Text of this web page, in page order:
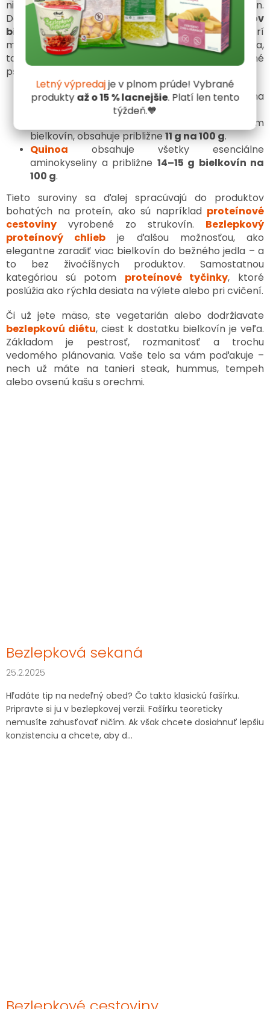
niekedy obavy, či zvládnu prijať dostatok bielkovín.
Dobrou správou je, ževäčšina bohatých zdrojov
bielkovín je prirodzene bezlepková. Medzi ne patrí
mäso, ryby, vajcia, mliečne výrobky,strukoviny
, sója,
tofu, orechy aj semienka. Pre celiatikov sú tiež bežné
pseudoobilniny, ktoré sú bohaté na bielkoviny.
Amarantobsahuje približne 13–15 g bielkovín na
je ďalším vynikajúcim zdrojom
bielkovín, obsahuje približne11 g na 100 g.
Quinoa obsahuje všetky esenciálne
aminokyseliny a približne 14–15 g bielkovín na
100 g.
Tieto suroviny sa ďalej spracúvajú do produktov
bohatých na proteín, ako sú napríklad proteínové
cestoviny vyrobené zo strukovín. Bezlepkový
proteínový chlieb je ďalšou možnosťou, ako
elegantne zaradiť viac bielkovín do bežného jedla – a
to bez živočíšnych produktov. Samostatnou
kategóriou sú potom proteínové tyčinky, ktoré
poslúžia ako rýchla desiata na výlete alebo pri cvičení.
Či už jete mäso, ste vegetarián alebo dodržiavate
bezlepkovú diétu, ciest k dostatku bielkovín je veľa.
Základom je pestrosť, rozmanitosť a trochu
vedomého plánovania. Vaše telo sa vám poďakuje –
nech už máte na tanieri steak, hummus, tempeh
alebo ovsenú kašu s orechmi.
Bezlepková sekaná
25.2.2025
Hľadáte tip na nedeľný obed? Čo takto klasickú fašírku.
Pripravte si ju v bezlepkovej verzii. Fašírku teoreticky
nemusíte zahusťovať ničím. Ak však chcete dosiahnuť lepšiu
konzistenciu a chcete, aby d...
Letný výpredajje v plnom prúde! Vybrané
produktyaž o 15 % lacnejšie. Platí len tento
týždeň.🧡